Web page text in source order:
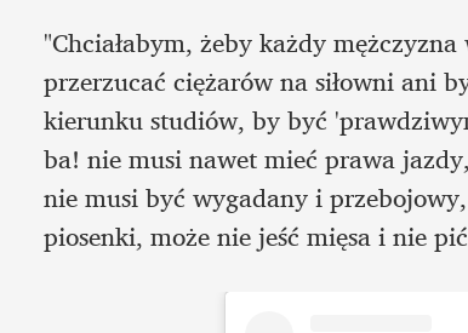
"Chciałabym, żeby każdy
przerzucać ciężarów na siłowni ani
kierunku studiów, by być
ba! nie musi nawet mieć prawa
nie musi być wygadany i
piosenki, może nie jeść mięsa i nie